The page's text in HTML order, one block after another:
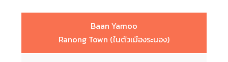
Baan Yamoo
Ranong Town (ในตัวเมืองระนอง)